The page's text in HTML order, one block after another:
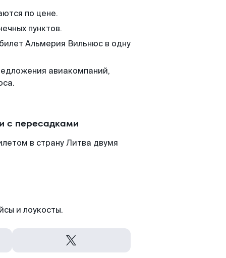
по цене.
пунктов.
Альмерия Вильнюс в одну
авиакомпаний,
с пересадками
в страну Литва двумя
и лоукосты.